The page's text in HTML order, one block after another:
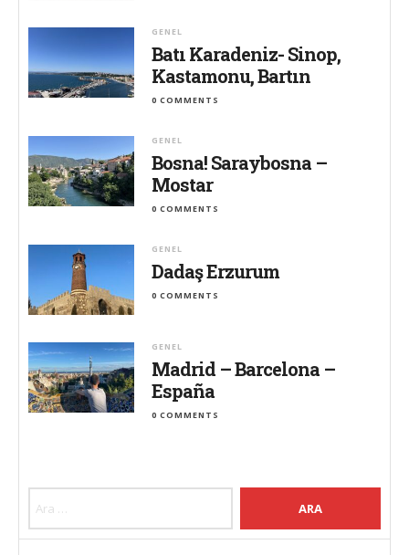
GENEL
Batı Karadeniz- Sinop,
Kastamonu, Bartın
0 COMMENTS
GENEL
Bosna! Saraybosna –
Mostar
0 COMMENTS
GENEL
Dadaş Erzurum
0 COMMENTS
GENEL
Madrid – Barcelona –
España
0 COMMENTS